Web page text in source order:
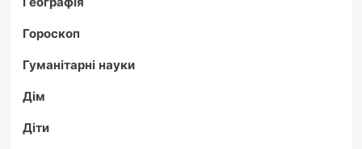
Гороскоп
Гуманітарні науки
Дім
Діти